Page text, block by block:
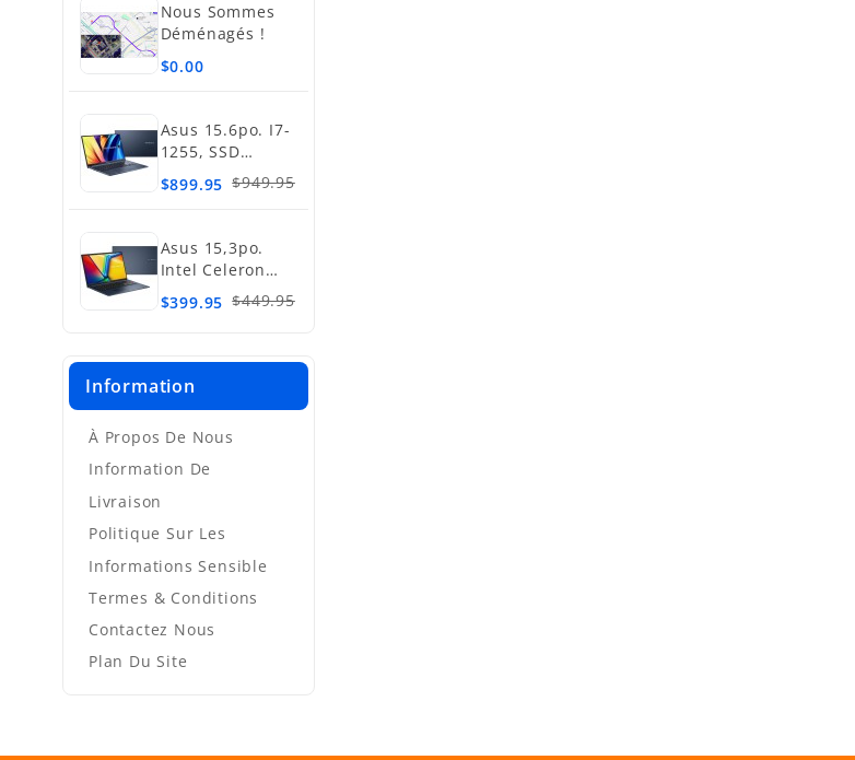
Nous Sommes
Déménagés !
$0.00
Asus 15.6po. I7-
1255, SSD
512Go, 16Go
$899.95 $949.95
Asus 15,3po.
Intel Celeron
N4020, SSD
128Go, 4Go
$399.95 $449.95
Information
À Propos De Nous
Information De
Livraison
Politique Sur Les
Informations Sensible
Termes & Conditions
Contactez Nous
Plan Du Site